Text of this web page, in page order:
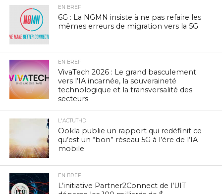
EN BREF
6G : La NGMN insiste à ne pas refaire les
mêmes erreurs de migration vers la 5G
EN BREF
VivaTech 2026 : Le grand basculement
vers l’IA incarnée, la souveraineté
technologique et la transversalité des
secteurs
L'ACTUTHD
Ookla publie un rapport qui redéfinit ce
qu’est un “bon” réseau 5G à l’ère de l’IA
mobile
EN BREF
L’initiative Partner2Connect de l’UIT